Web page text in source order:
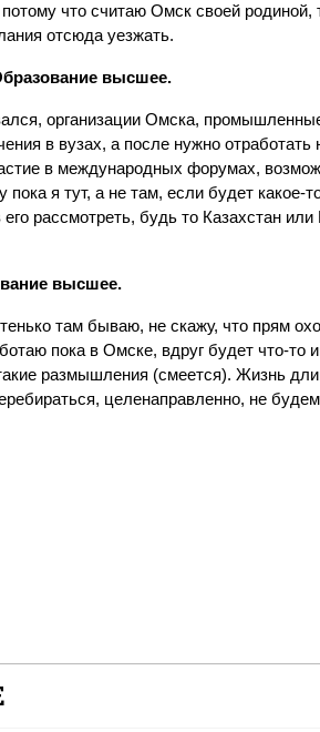
что считаю Омск своей родиной,
отсюда уезжать.
высшее.
организации Омска,
в вузах, а после нужно отработать
в международных форумах,
я тут, а не там, если будет какое-
рассмотреть, будь то Казахстан
высшее.
там бываю, не скажу, что прям
пока в Омске, вдруг будет что-то
размышления (смеется). Жизнь
целенаправленно, не
к пожизненному лишению свободы